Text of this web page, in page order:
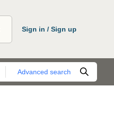
Sign in / Sign up
Advanced search